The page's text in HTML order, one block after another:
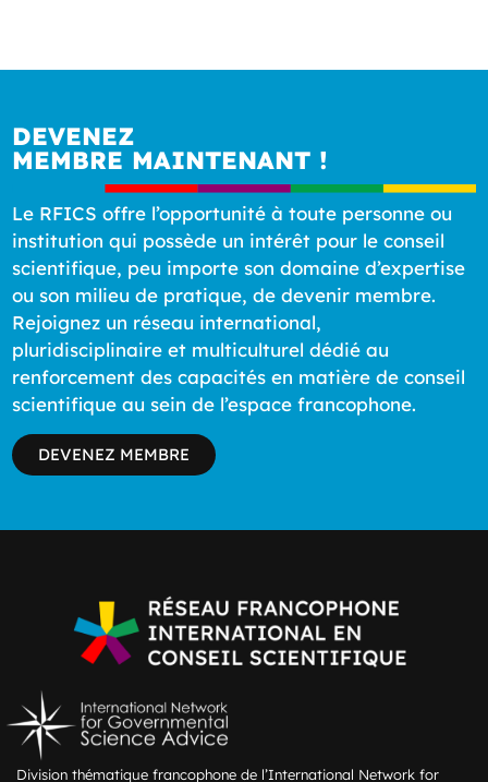
DEVENEZ
MEMBRE MAINTENANT !
Le RFICS offre l’opportunité à toute personne ou
institution qui possède un intérêt pour le conseil
scientifique, peu importe son domaine d’expertise
ou son milieu de pratique, de devenir membre.
Rejoignez un réseau international,
pluridisciplinaire et multiculturel dédié au
renforcement des capacités en matière de conseil
scientifique au sein de l’espace francophone.
DEVENEZ MEMBRE
Division thématique francophone de l’International Network for